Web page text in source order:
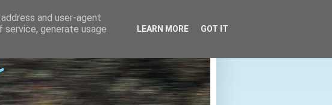
and user-agent
generate usage
LEARN MORE GOT IT